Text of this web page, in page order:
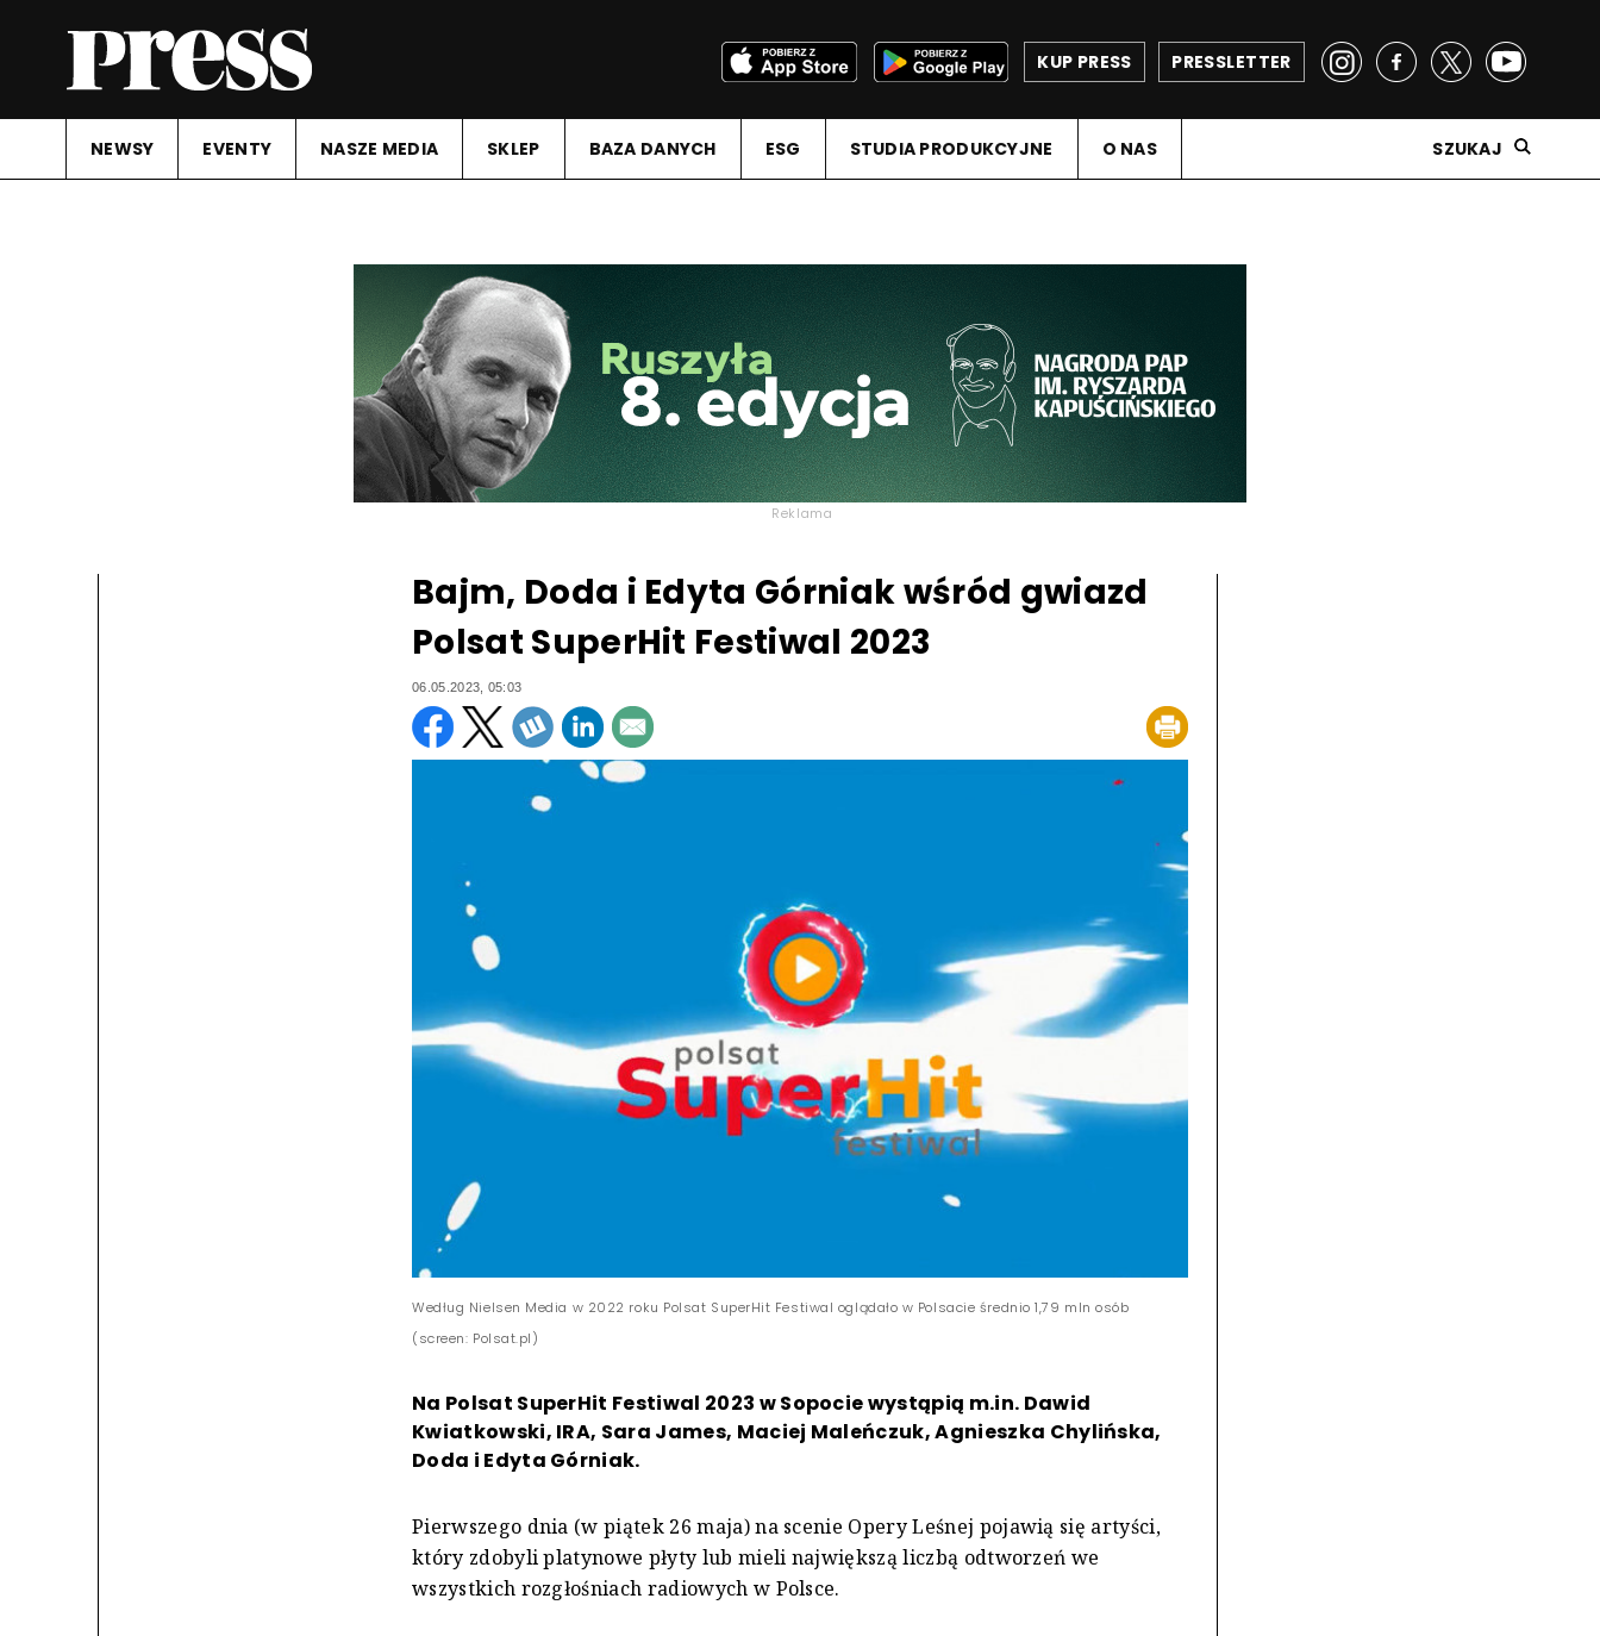
PRESSLETTER
KUP PRESS
NEWSY EVENTY NASZE MEDIA SKLEP BAZA DANYCH ESG STUDIA PRODUKCYJNE O NAS SZUKAJ
Reklama
Bajm, Doda i Edyta Górniak wśród gwiazd
Polsat SuperHit Festiwal 2023
06.05.2023, 05:03
Według Nielsen Media w 2022 roku Polsat SuperHit Festiwal oglądało w Polsacie średnio 1,79 mln osób
(screen: Polsat.pl)
Na Polsat SuperHit Festiwal 2023 w Sopocie wystąpią m.in. Dawid
Kwiatkowski, IRA, Sara James, Maciej Maleńczuk, Agnieszka Chylińska,
Doda i Edyta Górniak.
Pierwszego dnia (w piątek 26 maja) na scenie Opery Leśnej pojawią się artyści,
który zdobyli platynowe płyty lub mieli największą liczbą odtworzeń we
wszystkich rozgłośniach radiowych w Polsce.